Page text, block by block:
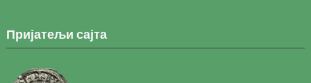
Пријатељи сајта